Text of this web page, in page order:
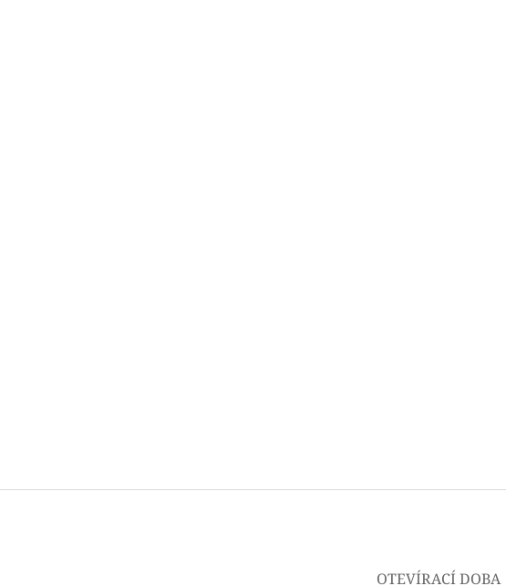
OTEVÍRACÍ DOBA